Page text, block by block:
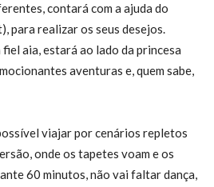
contará com a ajuda do
para realizar os seus desejos.
aia, estará ao lado da princesa
aventuras e, quem sabe,
viajar por cenários repletos
onde os tapetes voam e os
60 minutos, não vai faltar dança,